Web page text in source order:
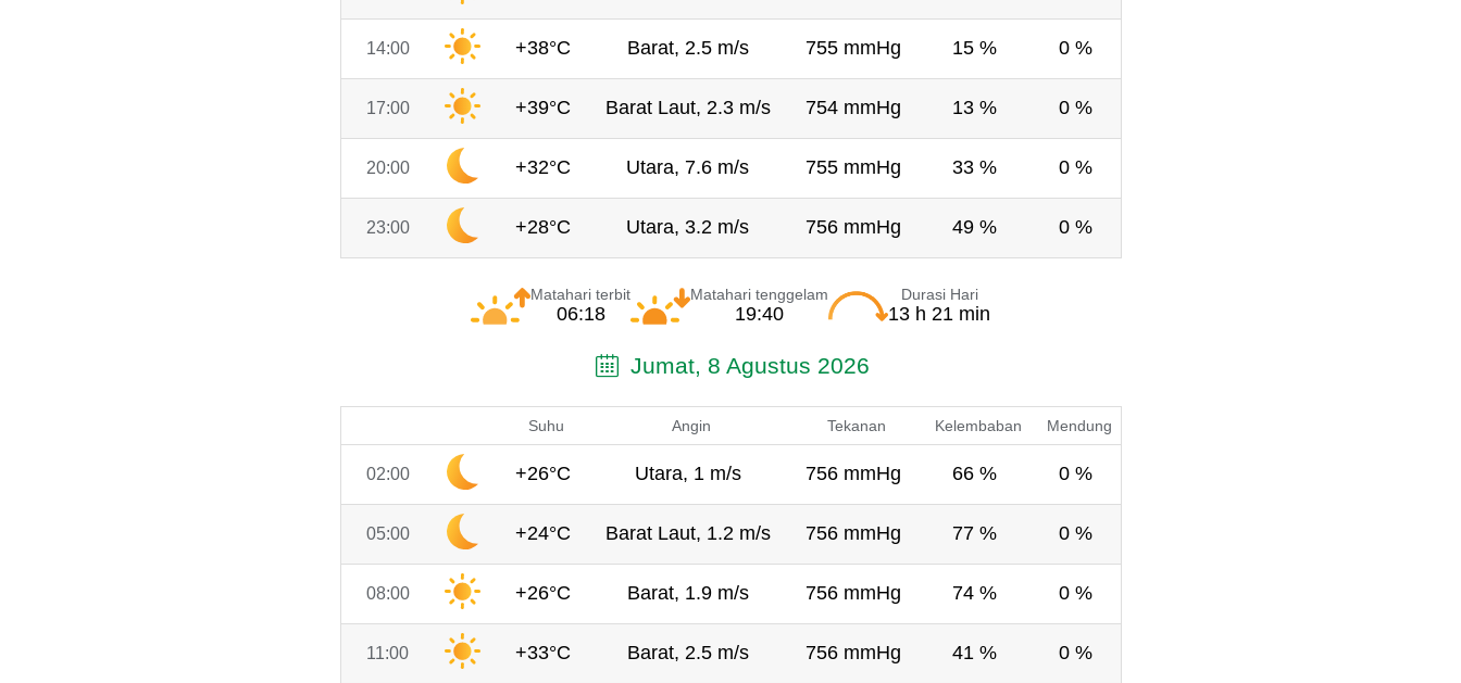
14:00 +38°C Barat, 2.5 m/s 755 mmHg 15 % 0 %
17:00 +39°C Barat Laut, 2.3 m/s 754 mmHg 13 % 0 %
20:00 +32°C Utara, 7.6 m/s 755 mmHg 33 % 0 %
23:00 +28°C Utara, 3.2 m/s 756 mmHg 49 % 0 %
Matahari terbit
06:18
Matahari tenggelam
19:40
Durasi Hari
13 h 21 min
Jumat, 8 Agustus 2026
Suhu Angin Tekanan Kelembaban Mendung
02:00 +26°C Utara, 1 m/s 756 mmHg 66 % 0 %
05:00 +24°C Barat Laut, 1.2 m/s 756 mmHg 77 % 0 %
08:00 +26°C Barat, 1.9 m/s 756 mmHg 74 % 0 %
11:00 +33°C Barat, 2.5 m/s 756 mmHg 41 % 0 %